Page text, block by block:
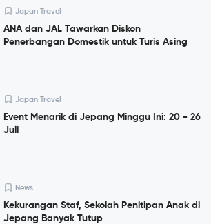
Japan Travel
ANA dan JAL Tawarkan Diskon
Penerbangan Domestik untuk Turis Asing
Japan Travel
Event Menarik di Jepang Minggu Ini: 20 - 26
Juli
News
Kekurangan Staf, Sekolah Penitipan Anak di
Jepang Banyak Tutup